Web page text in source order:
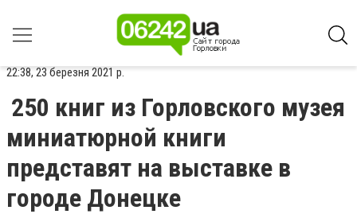
22:38, 23 березня 2021 р.
250 книг из Горловского музея
миниатюрной книги
представят на выставке в
городе Донецке